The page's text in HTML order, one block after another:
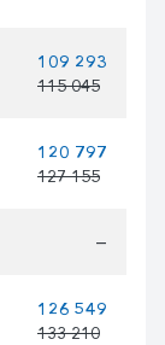
109 293
115 045
120 797
127 155
—
126 549
133 210